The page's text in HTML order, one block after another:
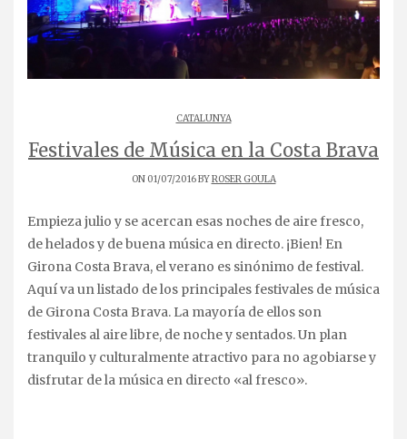
CATALUNYA
Festivales de Música en la Costa Brava
ON 01/07/2016 BYROSER GOULA
Empieza julio y se acercan esas noches de aire fresco,
de helados y de buena música en directo. ¡Bien! En
Girona Costa Brava, el verano es sinónimo de festival.
Aquí va un listado de los principales festivales de música
de Girona Costa Brava. La mayoría de ellos son
festivales al aire libre, de noche y sentados. Un plan
tranquilo y culturalmente atractivo para no agobiarse y
disfrutar de la música en directo «al fresco».